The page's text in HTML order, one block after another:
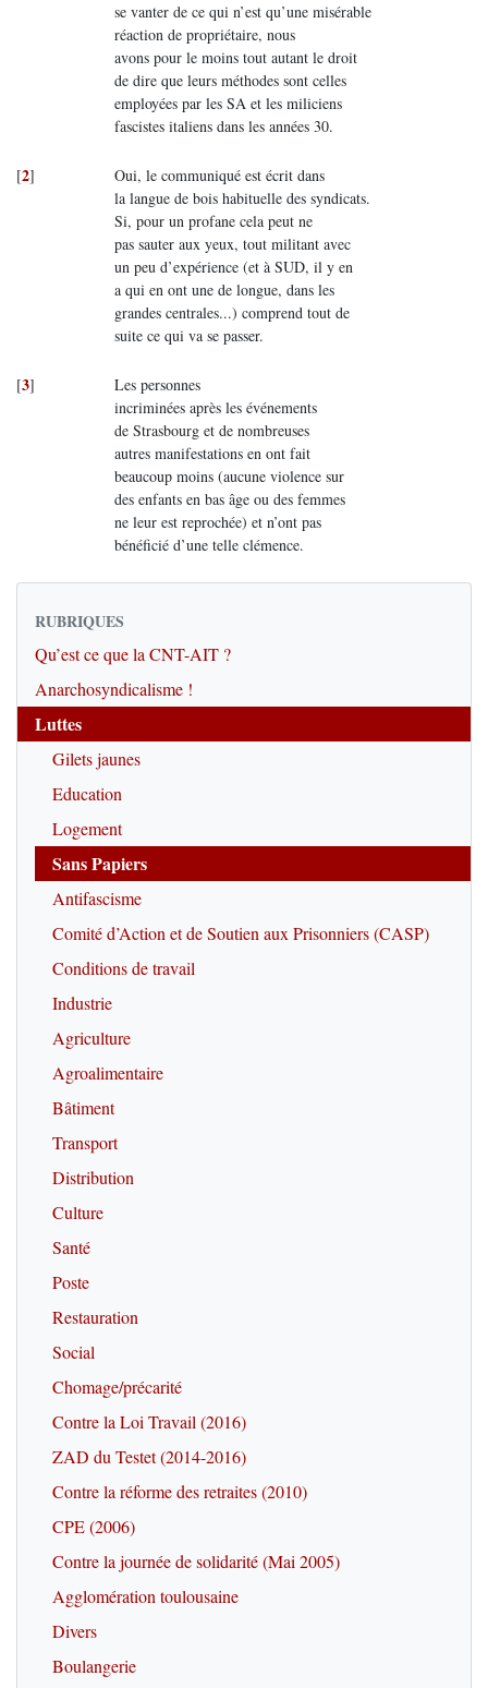
se vanter de ce qui n’est qu’une misérable
réaction de propriétaire, nous
avons pour le moins tout autant le droit
de dire que leurs méthodes sont celles
employées par les SA et les miliciens
fascistes italiens dans les années 30.
[2]
Oui, le communiqué est écrit dans
la langue de bois habituelle des syndicats.
Si, pour un profane cela peut ne
pas sauter aux yeux, tout militant avec
un peu d’expérience (et à SUD, il y en
a qui en ont une de longue, dans les
grandes centrales...) comprend tout de
suite ce qui va se passer.
[3]
Les personnes
incriminées après les événements
de Strasbourg et de nombreuses
autres manifestations en ont fait
beaucoup moins (aucune violence sur
des enfants en bas âge ou des femmes
ne leur est reprochée) et n’ont pas
bénéficié d’une telle clémence.
RUBRIQUES
Qu’est ce que la CNT-AIT ?
Anarchosyndicalisme !
Luttes
Gilets jaunes
Education
Logement
Sans Papiers
Antifascisme
Comité d’Action et de Soutien aux Prisonniers (CASP)
Conditions de travail
Industrie
Agriculture
Agroalimentaire
Bâtiment
Transport
Distribution
Culture
Santé
Poste
Restauration
Social
Chomage/précarité
Contre la Loi Travail (2016)
ZAD du Testet (2014-2016)
Contre la réforme des retraites (2010)
CPE (2006)
Contre la journée de solidarité (Mai 2005)
Agglomération toulousaine
Divers
Boulangerie